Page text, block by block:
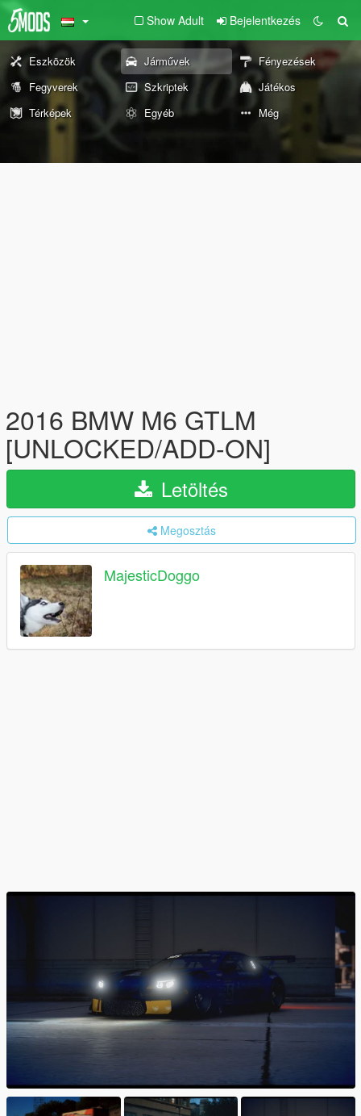
Show Adult Bejelentkezés
Eszközök Járművek
Fényezések
Fegyverek
Szkriptek
Játékos
Térképek
Egyéb Még
2016 BMW M6 GTLM
[UNLOCKED/ADD-ON]
Letöltés
Megosztás
MajesticDoggo